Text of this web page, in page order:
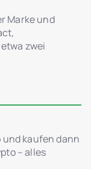
Marke und
zwei
und kaufen dann
– alles